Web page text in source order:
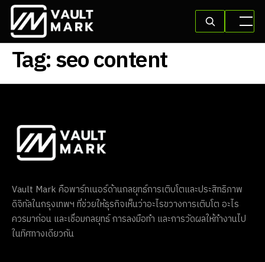
Tag:seo content
Vault Mark คือพาร์ทเนอร์ด้านกลยุทธ์การเติบโตและประสิทธิภาพ
ดิจิทัลในกรุงเทพฯ ที่ช่วยให้ธุรกิจเห็นว่าอะไรขวางการเติบโต อะไร
ควรมาก่อน และเชื่อมกลยุทธ์ การลงมือทำ และการวัดผลให้ทำงานไป
ในทิศทางเดียวกัน